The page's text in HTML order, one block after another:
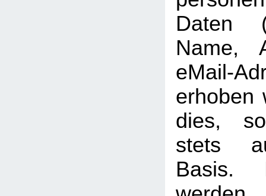
Daten
Name,
eMail-
erhoben
dies,
stets
Basis.